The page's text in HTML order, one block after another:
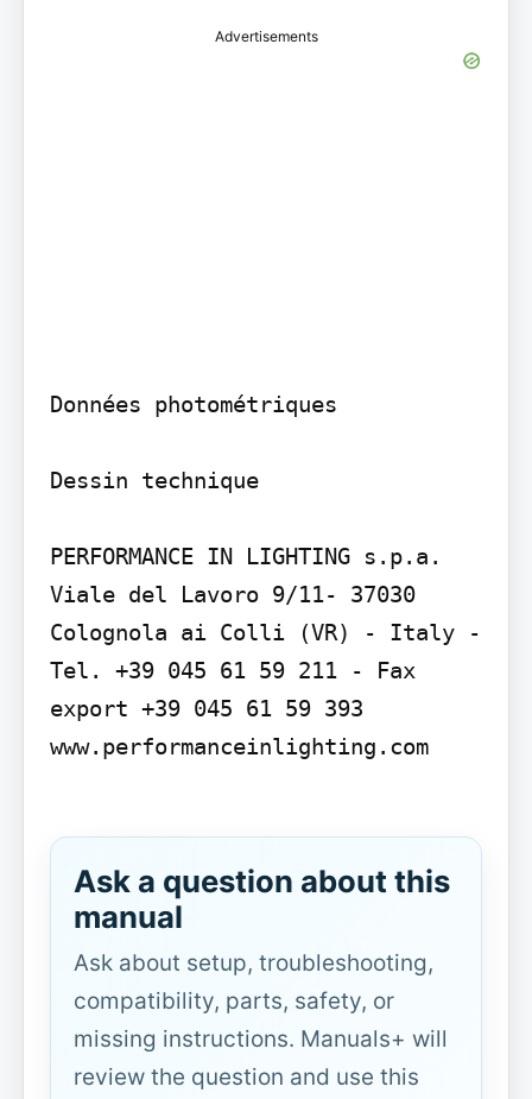
Advertisements
Données photométriques
Dessin technique
PERFORMANCE IN LIGHTING s.p.a.
Viale del Lavoro 9/11- 37030
Colognola ai Colli (VR) - Italy -
Tel. +39 045 61 59 211 - Fax
export +39 045 61 59 393
www.performanceinlighting.com
Ask a question about this
manual
Ask about setup, troubleshooting,
compatibility, parts, safety, or
missing instructions. Manuals+ will
review the question and use this